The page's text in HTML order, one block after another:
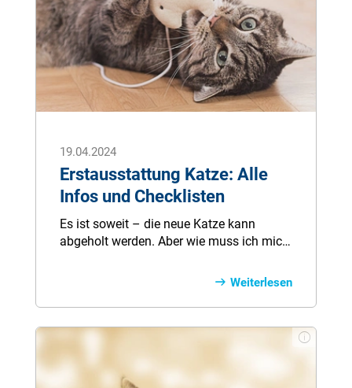
19.04.2024
Erstausstattung Katze: Alle
Infos und Checklisten
Es ist soweit – die neue Katze kann
abgeholt werden. Aber wie muss ich mich
einstellen? Was braucht eine Katze?
Katzenzubehör verfügbar. Dabei ist die
nötige Grundausstattung vergleichsweise
Weiterlesen